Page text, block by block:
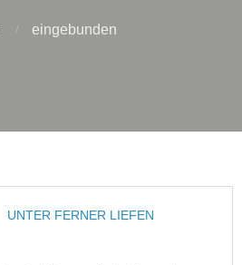
eingebunden
UNTER FERNER LIEFEN